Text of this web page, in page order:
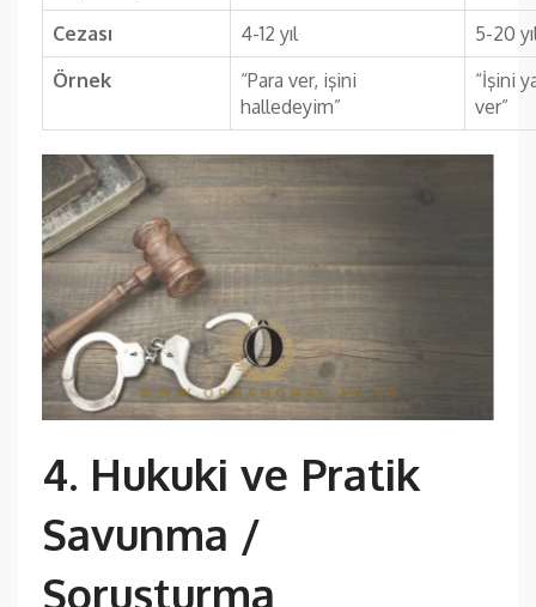
Cezası
4-12 yıl
5-20
Örnek
“Para ver, işini
halledeyim”
“İşini
ver”
4. Hukuki ve Pratik
Savunma /
Soruşturma